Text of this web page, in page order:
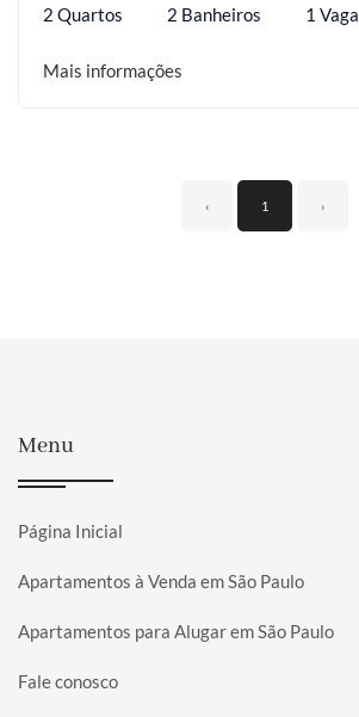
2 Quartos 2 Banheiros 1 Vaga
Mais informações
‹ 1 ›
Menu
Página Inicial
Apartamentos à Venda em São Paulo
Apartamentos para Alugar em São Paulo
Fale conosco